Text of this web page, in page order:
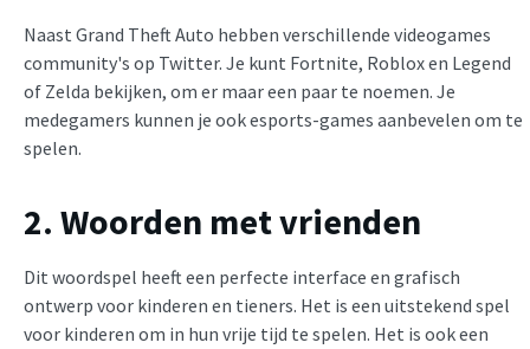
Naast Grand Theft Auto hebben verschillende videogames
community's op Twitter. Je kunt Fortnite, Roblox en Legend
of Zelda bekijken, om er maar een paar te noemen. Je
medegamers kunnen je ook esports-games aanbevelen om te
spelen.
2. Woorden met vrienden
Dit woordspel heeft een perfecte interface en grafisch
ontwerp voor kinderen en tieners. Het is een uitstekend spel
voor kinderen om in hun vrije tijd te spelen. Het is ook een